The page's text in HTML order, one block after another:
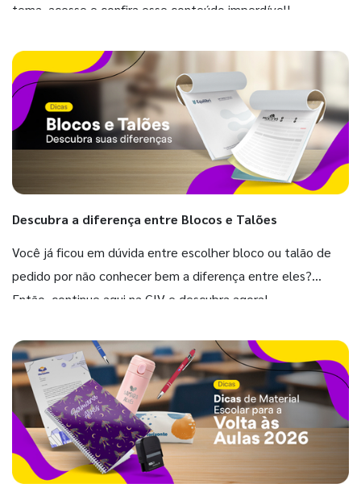
tema, acesse e confira esse conteúdo imperdível!
Descubra a diferença entre Blocos e Talões
Você já ficou em dúvida entre escolher bloco ou talão de
pedido por não conhecer bem a diferença entre eles?
Então, continue aqui na GIV e descubra agora!